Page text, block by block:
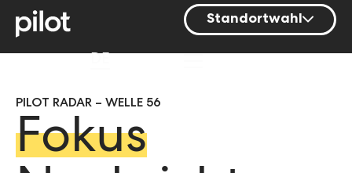
Standortwahl
Berlin
PILOT RADAR – WELLE 56
Fokus